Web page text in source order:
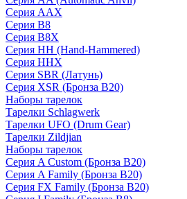
Серия AAX
Серия B8
Серия B8X
Серия HH (Hand-Hammered)
Серия HHX
Серия SBR (Латунь)
Серия XSR (Бронза B20)
Наборы тарелок
Тарелки Schlagwerk
Тарелки UFO (Drum Gear)
Тарелки Zildjian
Наборы тарелок
Серия A Custom (Бронза B20)
Серия A Family (Бронза B20)
Серия FX Family (Бронза B20)